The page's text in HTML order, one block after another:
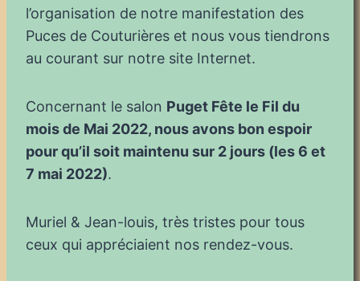
l’organisation de notre manifestation des
Puces de Couturières et nous vous tiendrons
au courant sur notre site Internet.
Concernant le salon Puget Fête le Fil du
mois de Mai 2022, nous avons bon espoir
pour qu’il soit maintenu sur 2 jours (les 6 et
7 mai 2022).
Muriel & Jean-louis, très tristes pour tous
ceux qui appréciaient nos rendez-vous.